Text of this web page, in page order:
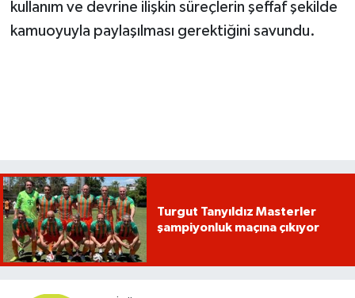
kullanım ve devrine ilişkin süreçlerin şeffaf şekilde
kamuoyuyla paylaşılması gerektiğini savundu.
Turgut Tanyıldız Masterler
şampiyonluk maçına çıkıyor